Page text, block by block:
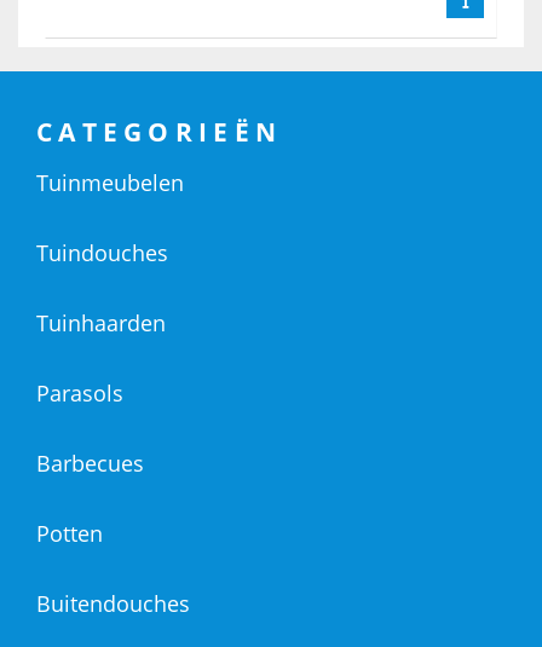
CATEGORIEËN
Tuinmeubelen
Tuindouches
Tuinhaarden
Parasols
Barbecues
Potten
Buitendouches